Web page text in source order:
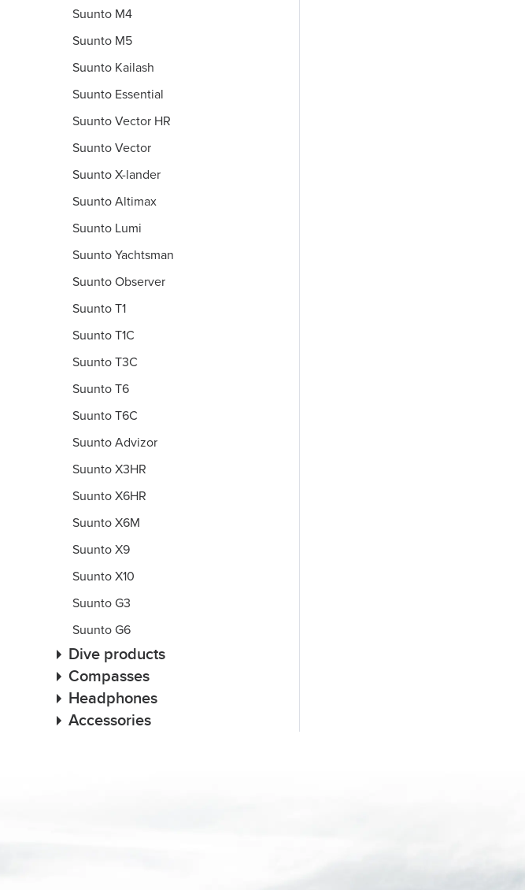
Suunto M4
Suunto M5
Suunto Kailash
Suunto Essential
Suunto Vector HR
Suunto Vector
Suunto X-lander
Suunto Altimax
Suunto Lumi
Suunto Yachtsman
Suunto Observer
Suunto T1
Suunto T1C
Suunto T3C
Suunto T6
Suunto T6C
Suunto Advizor
Suunto X3HR
Suunto X6HR
Suunto X6M
Suunto X9
Suunto X10
Suunto G3
Suunto G6
Dive products
Compasses
Headphones
Accessories